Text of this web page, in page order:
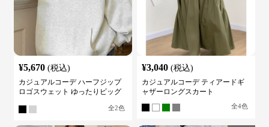
¥5,670 (税込)
カジュアルコーデ ハーフジップ
ロゴスウェット ゆったりビッグ
全2色
¥3,040 (税込)
カジュアルコーデ ティアードギ
ャザーロングスカート
全4色